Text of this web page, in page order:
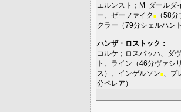
エルンスト ； M･ダールダ
ー
ゼーファイク ■ （58分
クラー （79分シェルハント
ハンザ・ロストック ：
コルケ ； ロスバッハ ダ
ト
ライン （46分ヴァシ
ス ）、 インゲルソン■ プ
分ペレア ）